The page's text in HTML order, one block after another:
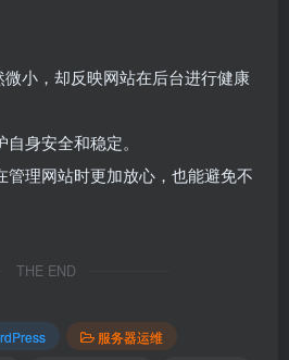
微小，却反映网站在后台进行健康
身安全和稳定。
管理网站时更加放心，也能避免不
THE END
服务器运维